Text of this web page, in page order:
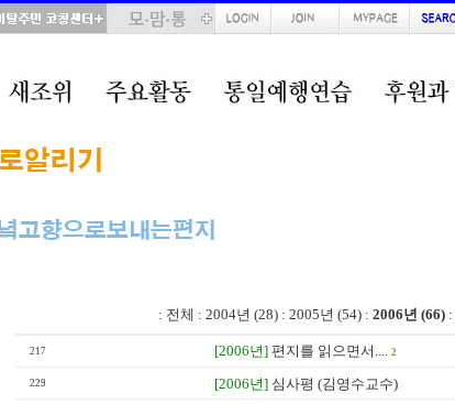
: 전체 : 2004년 (28) : 2005년 (54) : 2006년 (66) :
217 [2006년] 편지를 읽으면서.... 2
229 [2006년] 심사평 (김영수교수)